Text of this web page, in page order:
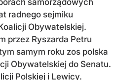
samorządowych
radnego sejmiku
Obywatelskiej.
przez Ryszarda Petru
samym roku zos polska
Obywatelskiej do Senatu.
Polskiej i Lewicy.